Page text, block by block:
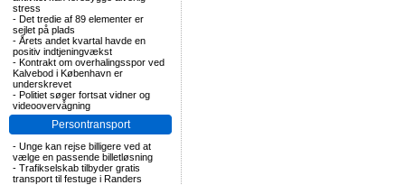
stress
- Det tredie af 89 elementer er
sejlet på plads
- Årets andet kvartal havde en
positiv indtjeningvækst
- Kontrakt om overhalingsspor ved
Kalvebod i København er
underskrevet
- Politiet søger fortsat vidner og
videoovervågning
Persontransport
- Unge kan rejse billigere ved at
vælge en passende billetløsning
- Trafikselskab tilbyder gratis
transport til festuge i Randers